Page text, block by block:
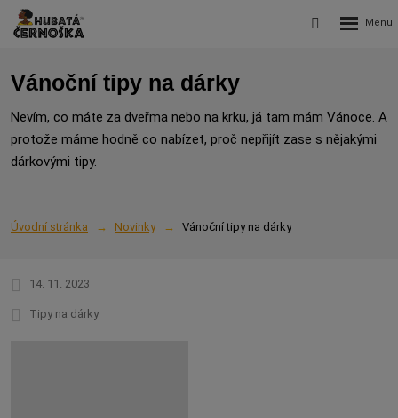
Vyhledávání
Rozbalení
Vánoční tipy na dárky
Nevím, co máte za dveřma nebo na krku, já tam mám Vánoce. A
protože máme hodně co nabízet, proč nepřijít zase s nějakými
dárkovými tipy.
Úvodní stránka Novinky Vánoční tipy na dárky
14. 11. 2023
Tipy na dárky